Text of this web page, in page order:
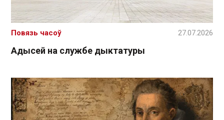
Адысей на службе дыктатуры
Повязь часоў 27.07.2026